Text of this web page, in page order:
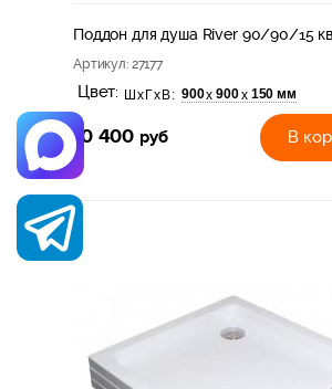
Поддон для душа River 90/90/15
Артикул: 27177
Цвет: ШхГхВ: 900х 900х 150 мм
10 400 руб В